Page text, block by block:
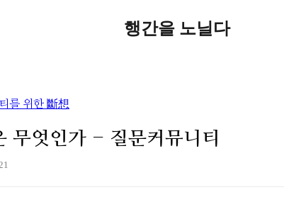
행간을 노닐다
를 위한 斷想
무엇인가 - 질문커뮤니티